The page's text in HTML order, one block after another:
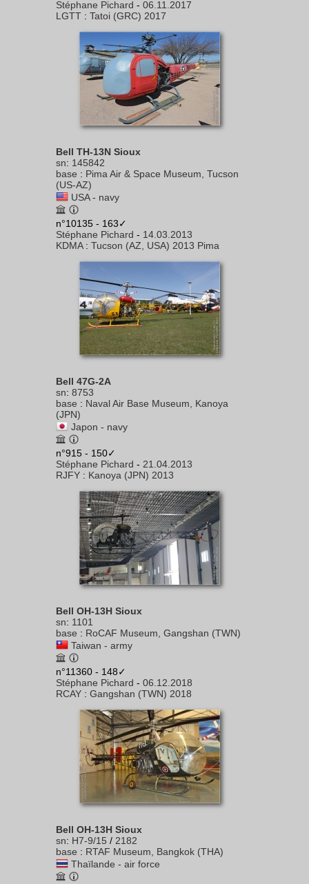
Stéphane Pichard - 06.11.2017
LGTT : Tatoi (GRC) 2017
Bell TH-13N Sioux
sn: 145842
base : Pima Air & Space Museum, Tucson
(US-AZ)
USA - navy
n°10135 - 163✓
Stéphane Pichard - 14.03.2013
KDMA: Tucson (AZ, USA) 2013 Pima
Bell 47G-2A
sn: 8753
base : Naval Air Base Museum, Kanoya
(JPN)
Japon - navy
n°915 - 150✓
Stéphane Pichard - 21.04.2013
RJFY : Kanoya (JPN) 2013
Bell OH-13H Sioux
sn: 1101
base : RoCAF Museum, Gangshan (TWN)
Taiwan - army
n°11360 - 148✓
Stéphane Pichard - 06.12.2018
RCAY : Gangshan (TWN) 2018
Bell OH-13H Sioux
sn: H7-9/15 / 2182
base : RTAF Museum, Bangkok (THA)
Thaïlande - air force